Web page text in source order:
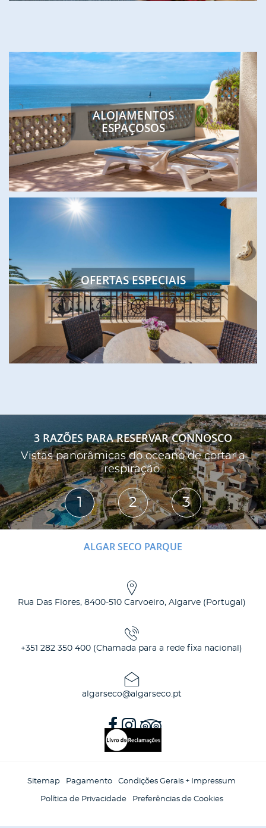
FEATURED
ALOJAMENTOS
ESPAÇOSOS
OFERTAS ESPECIAIS
3 RAZÕES PARA RESERVAR CONNOSCO
Vistas panorâmicas do oceano de cortar a
respiração.
1 2 3
ALGAR SECO PARQUE
Rua Das Flores, 8400-510 Carvoeiro, Algarve( Portugal )
+351 282 350 400 (Chamada para a rede fixa nacional)
algarseco@algarseco.pt
Sitemap Pagamento Condições Gerais + Impressum
Política de Privacidade Preferências de Cookies